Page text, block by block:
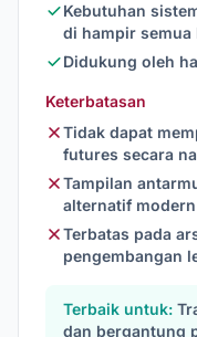
Kebutuhan
di hampir semua
Didukung oleh
Keterbatasan
Tidak dapat
futures secara
Tampilan
alternatif modern
Terbatas pada
pengembangan
Terbaik untuk:
dan bergantung